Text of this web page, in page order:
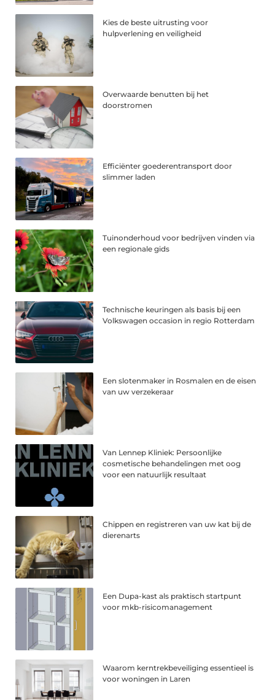
Kies de beste uitrusting voor
hulpverlening en veiligheid
Overwaarde benutten bij het
doorstromen
Efficiënter goederentransport door
slimmer laden
Tuinonderhoud voor bedrijven vinden via
een regionale gids
Technische keuringen als basis bij een
Volkswagen occasion in regio Rotterdam
Een slotenmaker in Rosmalen en de eisen
van uw verzekeraar
Van Lennep Kliniek: Persoonlijke
cosmetische behandelingen met oog
voor een natuurlijk resultaat
Chippen en registreren van uw kat bij de
dierenarts
Een Dupa-kast als praktisch startpunt
voor mkb-risicomanagement
Waarom kerntrekbeveiliging essentieel is
voor woningen in Laren